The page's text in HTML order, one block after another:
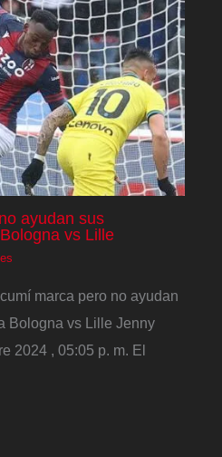
ayudan sus
vs Lille
marca pero no ayudan
Bologna vs Lille Jenny
2024 , 05:05 p. m. El